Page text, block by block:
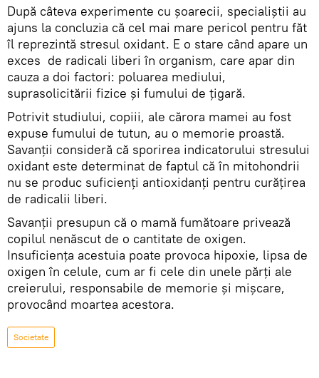
După câteva experimente cu șoarecii, specialiștii au
ajuns la concluzia că cel mai mare pericol pentru făt
îl reprezintă stresul oxidant. E o stare când apare un
exces de radicali liberi în organism, care apar din
cauza a doi factori: poluarea mediului,
suprasolicitării fizice și fumului de țigară.
Potrivit studiului, copiii, ale cărora mamei au fost
expuse fumului de tutun, au o memorie proastă.
Savanții consideră că sporirea indicatorului stresului
oxidant este determinat de faptul că în mitohondrii
nu se produc suficienți antioxidanți pentru curățirea
de radicalii liberi.
Savanții presupun că o mamă fumătoare privează
copilul nenăscut de o cantitate de oxigen.
Insuficiența acestuia poate provoca hipoxie, lipsa de
oxigen în celule, cum ar fi cele din unele părți ale
creierului, responsabile de memorie și mișcare,
provocând moartea acestora.
Societate